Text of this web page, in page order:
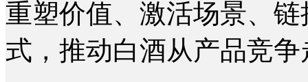
重塑价值、激活场景、
式，推动白酒从产品竞